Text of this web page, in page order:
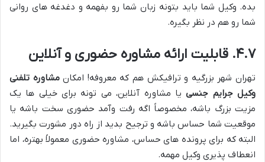
بده. وکیل شما باید بتونه زبان شما رو بفهمه و دغدغه های روانی
شما رو هم در نظر بگیره.
۴.۷. قابلیت ارائه مشاوره حضوری و آنلاین
تهران شهر بزرگیه و ترافیکش هم که معروفه! امکانمشاوره تلفنی
وکیل جرایم جنسییا مشاوره آنلاین، می تونه برای خیلی ها یک
مزیت بزرگ باشه، مخصوصاً اگه رفت وآمد حضوری سخت باشه یا
موقعیت شما حساس باشه و ترجیح بدید از راه دور مشورت بگیرید.
البته که برای پرونده های حساس، مشاوره حضوری معمولاً بهتره، اما
انعطاف پذیری وکیل مهمه.